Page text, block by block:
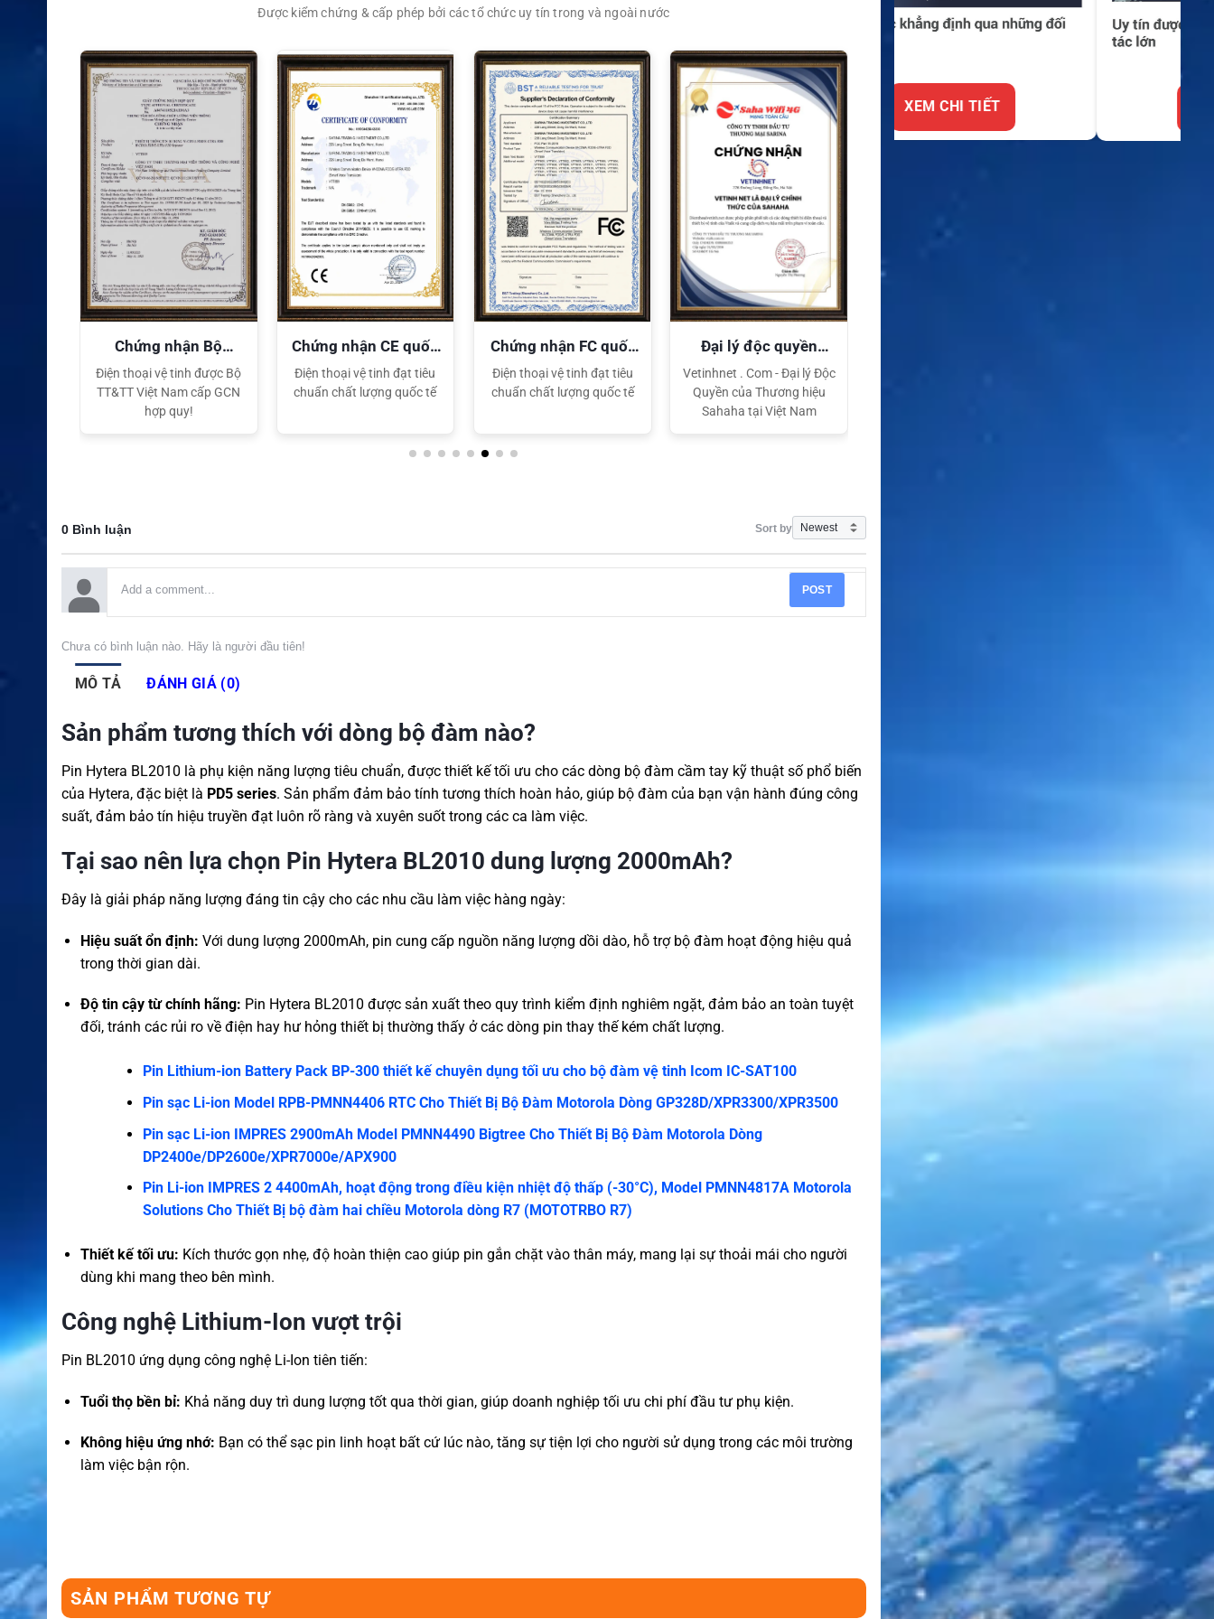
Được kiểm chứng & cấp phép bởi các tổ chức uy tín trong và ngoài nước
Chứng nhận Bộ
TT&TT
Điện thoại vệ tinh được Bộ
TT&TT Việt Nam cấp GCN
hợp quy!
Chứng nhận CE quốc
tế
Điện thoại vệ tinh đạt tiêu
chuẩn chất lượng quốc tế
Chứng nhận FC quốc
tế
Điện thoại vệ tinh đạt tiêu
chuẩn chất lượng quốc tế
Đại lý độc quyền
Sahaha
Vetinhnet . Com - Đại lý Độc
Quyền của Thương hiệu
Sahaha tại Việt Nam
0 Bình luận Sort by
POST
Chưa có bình luận nào. Hãy là người đầu tiên!
MÔ TẢ ĐÁNH GIÁ (0)
Sản phẩm tương thích với dòng bộ đàm nào?
Pin Hytera BL2010 là phụ kiện năng lượng tiêu chuẩn, được thiết kế tối ưu cho các dòng bộ đàm cầm tay kỹ thuật số phổ biến
của Hytera, đặc biệt là PD5 series. Sản phẩm đảm bảo tính tương thích hoàn hảo, giúp bộ đàm của bạn vận hành đúng công
suất, đảm bảo tín hiệu truyền đạt luôn rõ ràng và xuyên suốt trong các ca làm việc.
Tại sao nên lựa chọn Pin Hytera BL2010 dung lượng 2000mAh?
Đây là giải pháp năng lượng đáng tin cậy cho các nhu cầu làm việc hàng ngày:
Hiệu suất ổn định: Với dung lượng 2000mAh, pin cung cấp nguồn năng lượng dồi dào, hỗ trợ bộ đàm hoạt động hiệu quả
trong thời gian dài.
Độ tin cậy từ chính hãng: Pin Hytera BL2010 được sản xuất theo quy trình kiểm định nghiêm ngặt, đảm bảo an toàn tuyệt
đối, tránh các rủi ro về điện hay hư hỏng thiết bị thường thấy ở các dòng pin thay thế kém chất lượng.
Pin Lithium-ion Battery Pack BP-300 thiết kế chuyên dụng tối ưu cho bộ đàm vệ tinh Icom IC-SAT100
Pin sạc Li-ion Model RPB-PMNN4406 RTC Cho Thiết Bị Bộ Đàm Motorola Dòng GP328D/XPR3300/XPR3500
Pin sạc Li-ion IMPRES 2900mAh Model PMNN4490 Bigtree Cho Thiết Bị Bộ Đàm Motorola Dòng
DP2400e/DP2600e/XPR7000e/APX900
Pin Li-ion IMPRES 2 4400mAh, hoạt động trong điều kiện nhiệt độ thấp (-30°C), Model PMNN4817A Motorola
Solutions Cho Thiết Bị bộ đàm hai chiều Motorola dòng R7 (MOTOTRBO R7)
Thiết kế tối ưu: Kích thước gọn nhẹ, độ hoàn thiện cao giúp pin gắn chặt vào thân máy, mang lại sự thoải mái cho người
dùng khi mang theo bên mình.
Công nghệ Lithium-Ion vượt trội
Pin BL2010 ứng dụng công nghệ Li-Ion tiên tiến:
Tuổi thọ bền bỉ: Khả năng duy trì dung lượng tốt qua thời gian, giúp doanh nghiệp tối ưu chi phí đầu tư phụ kiện.
Không hiệu ứng nhớ: Bạn có thể sạc pin linh hoạt bất cứ lúc nào, tăng sự tiện lợi cho người sử dụng trong các môi trường
làm việc bận rộn.
SẢN PHẨM TƯƠNG TỰ
XEM CHI TIẾT XEM CHI TIẾT XEM CHI TIẾT XEM CHI TIẾT